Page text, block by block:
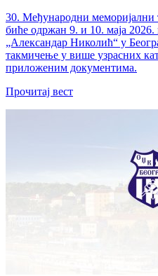
30. Међународни
биће одржан 9. и 10. маја 2026.
„Александар Николић“ у
такмичење у више узрасних
приложеним документима.
Прочитај вест